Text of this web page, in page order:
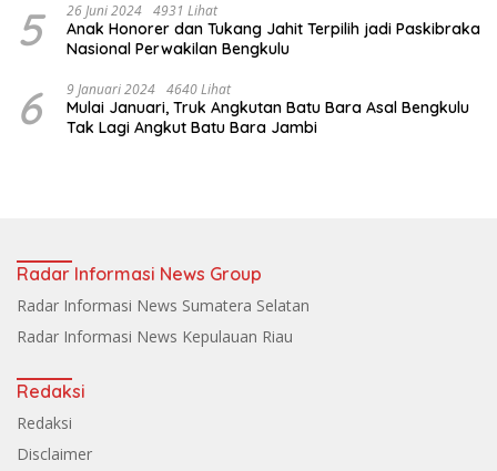
5 26 Juni 2024 4931 Lihat
Anak Honorer dan Tukang Jahit Terpilih jadi Paskibraka
Nasional Perwakilan Bengkulu
6 9 Januari 2024 4640 Lihat
Mulai Januari, Truk Angkutan Batu Bara Asal Bengkulu
Tak Lagi Angkut Batu Bara Jambi
Radar Informasi News Group
Radar Informasi News Sumatera Selatan
Radar Informasi News Kepulauan Riau
Redaksi
Redaksi
Disclaimer